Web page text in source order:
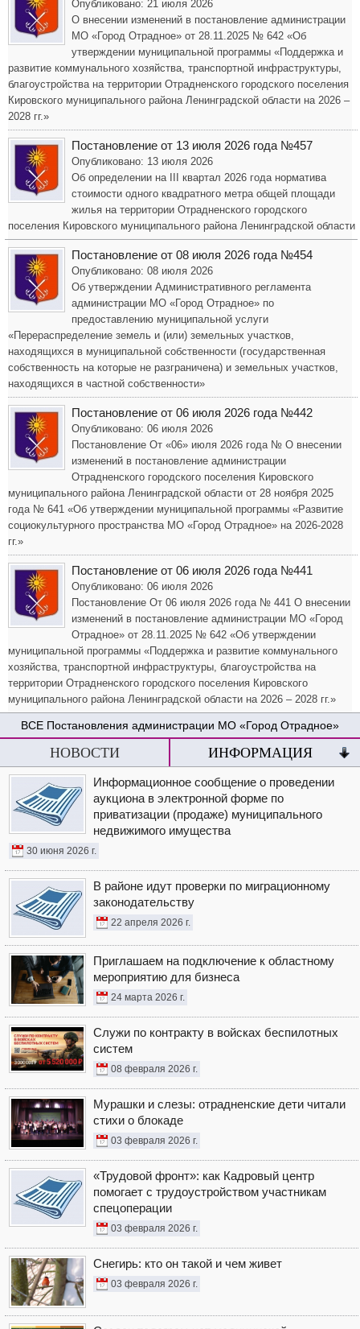
Опубликовано: 21 июля 2026
О внесении изменений в постановление администрации
МО «Город Отрадное» от 28.11.2025 № 642 «Об
утверждении муниципальной программы «Поддержка и
развитие коммунального хозяйства, транспортной инфраструктуры,
благоустройства на территории Отрадненского городского поселения
Кировского муниципального района Ленинградской области на 2026 –
2028 гг.»
Постановление от 13 июля 2026 года №457
Опубликовано: 13 июля 2026
Об определении на III квартал 2026 года норматива
стоимости одного квадратного метра общей площади
жилья на территории Отрадненского городского
поселения Кировского муниципального района Ленинградской области
Постановление от 08 июля 2026 года №454
Опубликовано: 08 июля 2026
Об утверждении Административного регламента
администрации МО «Город Отрадное» по
предоставлению муниципальной услуги
«Перераспределение земель и (или) земельных участков,
находящихся в муниципальной собственности (государственная
собственность на которые не разграничена) и земельных участков,
находящихся в частной собственности»
Постановление от 06 июля 2026 года №442
Опубликовано: 06 июля 2026
Постановление От «06» июля 2026 года № О внесении
изменений в постановление администрации
Отрадненского городского поселения Кировского
муниципального района Ленинградской области от 28 ноября 2025
года № 641 «Об утверждении муниципальной программы «Развитие
социокультурного пространства МО «Город Отрадное» на 2026-2028
гг.»
Постановление от 06 июля 2026 года №441
Опубликовано: 06 июля 2026
Постановление От 06 июля 2026 года № 441 О внесении
изменений в постановление администрации МО «Город
Отрадное» от 28.11.2025 № 642 «Об утверждении
муниципальной программы «Поддержка и развитие коммунального
хозяйства, транспортной инфраструктуры, благоустройства на
территории Отрадненского городского поселения Кировского
муниципального района Ленинградской области на 2026 – 2028 гг.»
Постановления администрации МО «Город Отрадное»
НОВОСТИ ИНФОРМАЦИЯ
Информационное сообщение о проведении
аукциона в электронной форме по
приватизации (продаже) муниципального
недвижимого имущества
30 июня 2026 г.
В районе идут проверки по миграционному
законодательству
22 апреля 2026 г.
Приглашаем на подключение к областному
мероприятию для бизнеса
24 марта 2026 г.
Служи по контракту в войсках беспилотных
систем
08 февраля 2026 г.
Мурашки и слезы: отрадненские дети читали
стихи о блокаде
03 февраля 2026 г.
«Трудовой фронт»: как Кадровый центр
помогает с трудоустройством участникам
спецоперации
03 февраля 2026 г.
Снегирь: кто он такой и чем живет
03 февраля 2026 г.